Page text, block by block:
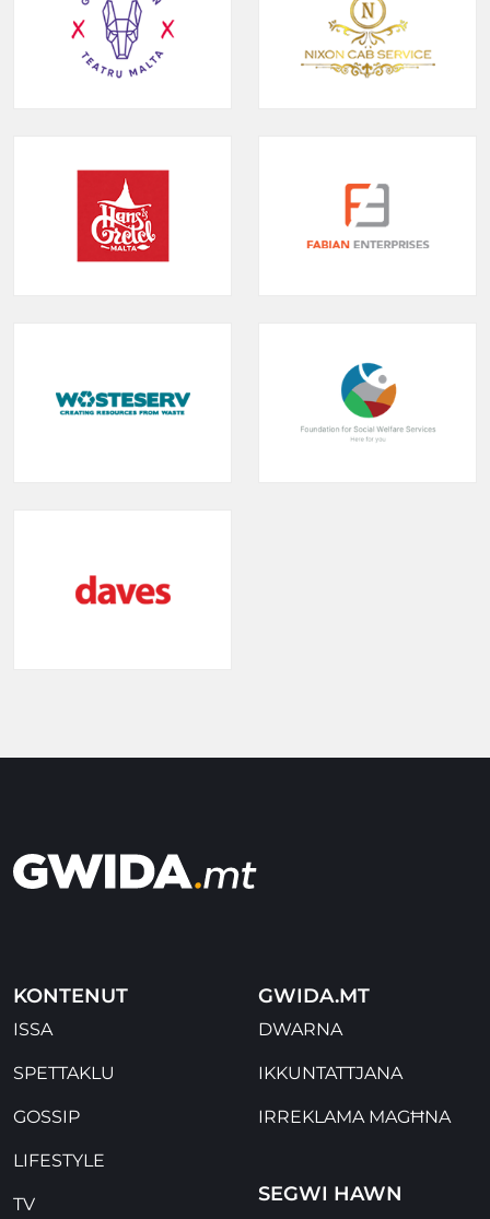
KONTENUT
ISSA
SPETTAKLU
GOSSIP
LIFESTYLE
TV
GWIDA.MT
DWARNA
IKKUNTATTJANA
IRREKLAMA MAGĦNA
SEGWI HAWN